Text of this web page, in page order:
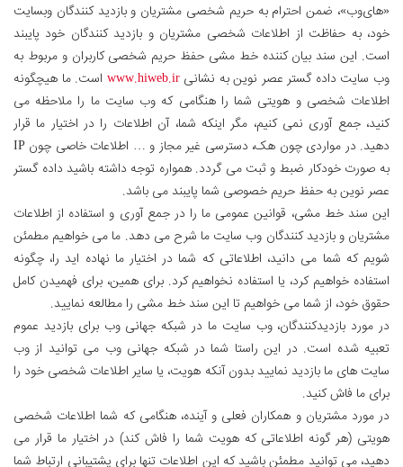
«های‌وب»، ضمن احترام به حریم شخصی مشتریان و بازدید کنندگان وبسایت
خود، به حفاظت از اطلاعات شخصی مشتریان و بازدید کنندگان خود پایبند
است. این سند بیان کننده خط مشی حفظ حریم شخصی کاربران و مربوط به
وب سایت داده گستر عصر نوین به نشانیwww.hiweb.ir است. ما هیچگونه
اطلاعات شخصی و هویتی شما را هنگامی که وب سایت ما را ملاحظه می
کنید، جمع آوری نمی کنیم، مگر اینکه شما، آن اطلاعات را در اختیار ما قرار
دهید. در مواردی چون هک، دسترسی غیر مجاز و … اطلاعات خاصی چون IP
به صورت خودکار ضبط و ثبت می گردد. همواره توجه داشته باشید داده گستر
عصر نوین به حفظ حریم خصوصی شما پایبند می باشد.
این سند خط مشی، قوانین عمومی ما را در جمع آوری و استفاده از اطلاعات
مشتریان و بازدید کنندگان وب سایت ما شرح می دهد. ما می خواهیم مطمئن
شویم که شما می دانید، اطلاعاتی که شما در اختیار ما نهاده اید را، چگونه
استفاده خواهیم کرد، یا استفاده نخواهیم کرد. برای همین، برای فهمیدن کامل
حقوق خود، از شما می خواهیم تا این سند خط مشی را مطالعه نمایید.
در مورد بازدیدکنندگان، وب سایت ما در شبکه جهانی وب برای بازدید عموم
تعبیه شده است. در این راستا شما در شبکه جهانی وب می توانید از وب
سایت های ما بازدید نمایید بدون آنکه هویت، یا سایر اطلاعات شخصی خود را
برای ما فاش کنید.
در مورد مشتریان و همکاران فعلی و آینده، هنگامی که شما اطلاعات شخصی
هویتی (هر گونه اطلاعاتی که هویت شما را فاش کند) در اختیار ما قرار می
دهید، می توانید مطمئن باشید که این اطلاعات تنها برای پشتیبانی ارتباط شما